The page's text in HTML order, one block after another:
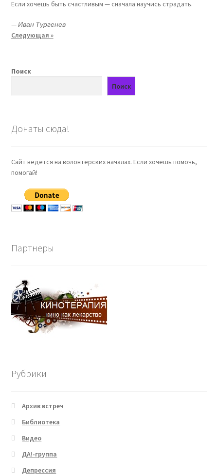
Если хочешь быть счастливым — сначала научись страдать.
—Иван Тургенев
Следующая »
Поиск
Поиск
Донаты сюда!
Сайт ведется на волонтерских началах. Если хочешь помочь,
помогай!
Партнеры
Рубрики
Архив встреч
Библиотека
Видео
ДА!-группа
Депрессия